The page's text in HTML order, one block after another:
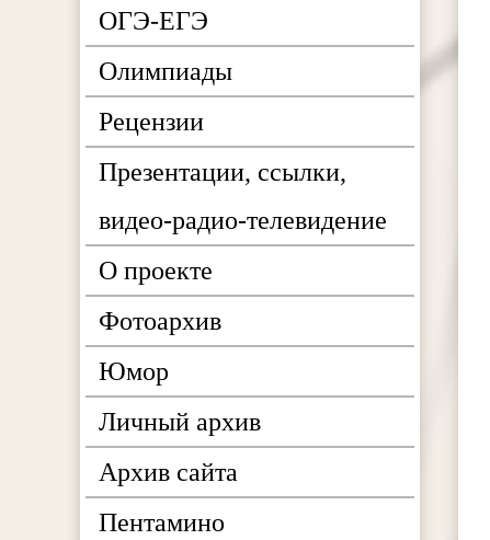
ОГЭ-ЕГЭ
Олимпиады
Рецензии
Презентации, ссылки,
видео-радио-телевидение
О проекте
Фотоархив
Юмор
Личный архив
Архив сайта
Пентамино